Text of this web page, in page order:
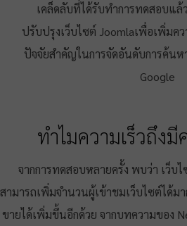
เคล็ดลับที่ได้รับทำการทดสอบแล้
ปรับปรุงเว็บไซต์ Joomlaเพื่อเพิ่มค
ปัจจัยสำคัญในการจัดอันดับการค้น
Google
ทำไมความเร็วถึง
จากการทดสอบหลายครั้ง พบว่า เว็บไ
สามารถเพิ่มจำนวนผู้เข้าชมเว็บไซต์ได้ม
ขายได้เพิ่มขึ้นอีกด้วย จากบทความของ